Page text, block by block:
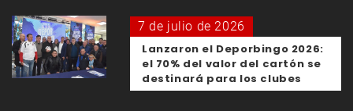
7 de julio de 2026
Lanzaron el Deporbingo 2026:
el 70% del valor del cartón se
destinará para los clubes